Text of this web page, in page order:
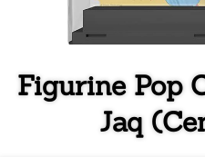
Figurine Pop
Jaq